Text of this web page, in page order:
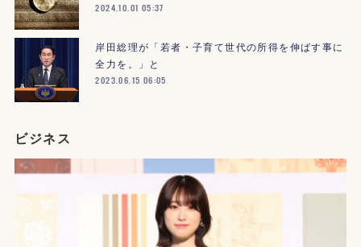
2024.10.01 05:37
岸田総理が「若者・子育て世代の所得を伸ばす事に
全力を。」と
2023.06.15 06:05
ビジネス